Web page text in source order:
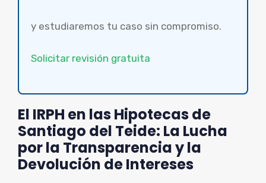
y estudiaremos tu caso sin compromiso.
Solicitar revisión gratuita
El IRPH en las Hipotecas de
Santiago del Teide: La Lucha
por la Transparencia y la
Devolución de Intereses